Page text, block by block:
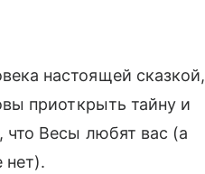
настоящей сказкой,
приоткрыть тайну и
что Весы любят вас (а
нет).